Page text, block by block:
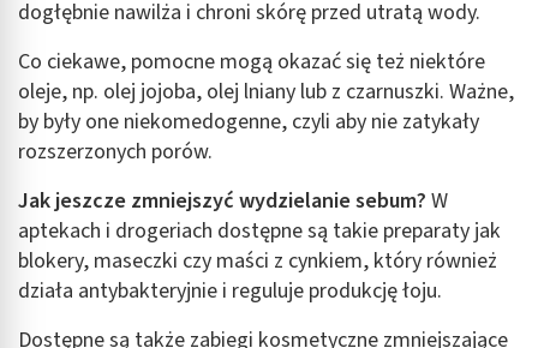
dogłębnie nawilża i chroni skórę przed utratą wody.
Co ciekawe, pomocne mogą okazać się też niektóre
oleje, np. olej jojoba, olej lniany lub z czarnuszki. Ważne,
by były one niekomedogenne, czyli aby nie zatykały
rozszerzonych porów.
Jak jeszcze zmniejszyć wydzielanie sebum? W
aptekach i drogeriach dostępne są takie preparaty jak
blokery, maseczki czy maści z cynkiem, który również
działa antybakteryjnie i reguluje produkcję łoju.
Dostępne są także zabiegi kosmetyczne zmniejszające
spersonalizowanych reklam
Tworzenie profili w celu personalizacji treści
Wykorzystywanie profili w celu doboru
spersonalizowanych treści
Pomiar efektywności reklam
Pomiar efektywności treści
Rozumienie odbiorców dzięki statystyce lub
kombinacji danych z różnych źródeł